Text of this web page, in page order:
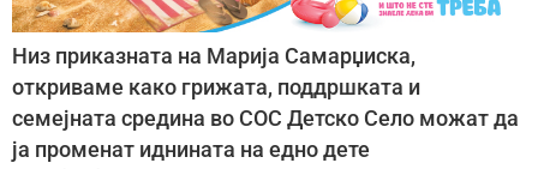
Низ приказната на Марија Самарџиска,
откриваме како грижата, поддршката и
семејната средина во СОС Детско Село можат да
ја променат иднината на едно дете